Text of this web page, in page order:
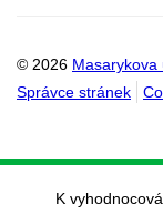
© 2026 Masarykova
Správce stránek
K